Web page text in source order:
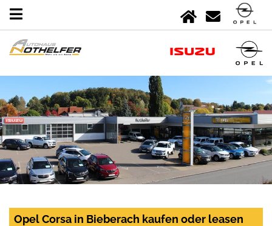
Opel Corsa in Bieberach kaufen oder leasen